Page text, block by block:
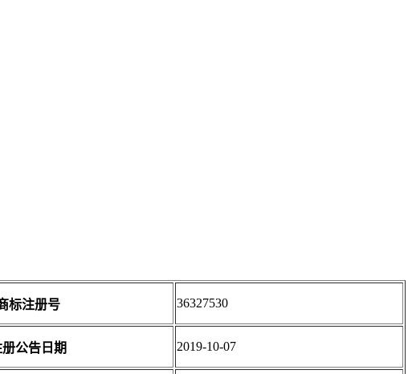
标注册号 36327530
公告日期 2019-10-07